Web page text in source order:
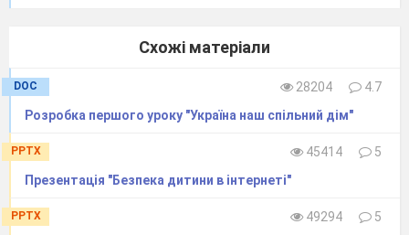
«Букварик» у біді!
А ти не хочеш поспішити,
хочеш квіточки згубити?
Н. Матула:А давайте, ми
попросим,
Може з квітів хтось
поможе?
Богдан:
Схожі матеріали
DOC 28204
4.7
Розробка першого уроку "Україна наш спільний дім"
PPTX 45414
5
Презентація "Безпека дитини в інтернеті"
PPTX 49294
5